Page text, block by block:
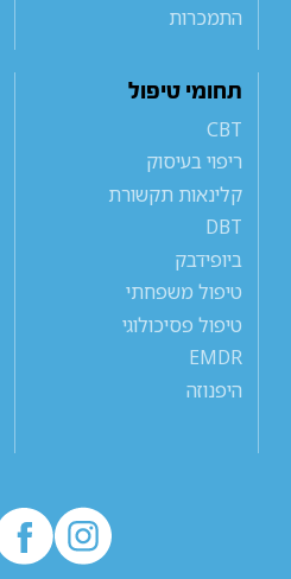
התמכרות
תחומי טיפול
CBT
ריפוי בעיסוק
קלינאות תקשורת
DBT
ביופידבק
טיפול משפחתי
טיפול פסיכולוגי
EMDR
היפנוזה